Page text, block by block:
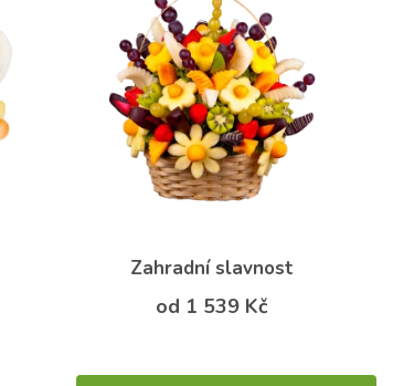
Zahradní slavnost
od 1 539 Kč